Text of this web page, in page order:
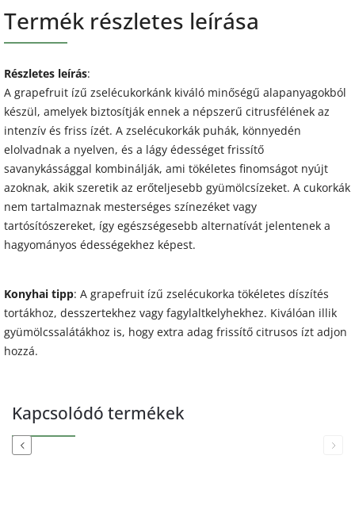
Termék részletes leírása
Részletes leírás:
A grapefruit ízű zselécukorkánk kiváló minőségű alapanyagokból
készül, amelyek biztosítják ennek a népszerű citrusfélének az
intenzív és friss ízét. A zselécukorkák puhák, könnyedén
elolvadnak a nyelven, és a lágy édességet frissítő
savanykássággal kombinálják, ami tökéletes finomságot nyújt
azoknak, akik szeretik az erőteljesebb gyümölcsízeket. A cukorkák
nem tartalmaznak mesterséges színezéket vagy
tartósítószereket, így egészségesebb alternatívát jelentenek a
hagyományos édességekhez képest.
Konyhai tipp: A grapefruit ízű zselécukorka tökéletes díszítés
tortákhoz, desszertekhez vagy fagylaltkelyhekhez. Kiválóan illik
gyümölcssalátákhoz is, hogy extra adag frissítő citrusos ízt adjon
hozzá.
Kapcsolódó termékek
Previous Next